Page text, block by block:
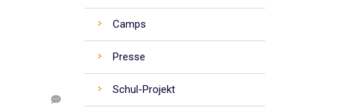
Camps
Presse
Schul-Projekt